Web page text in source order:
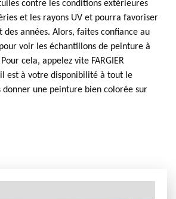
contre les conditions extérieures
et les rayons UV et pourra favoriser
années. Alors, faites confiance au
pour voir les échantillons de peinture à
cela, appelez vite FARGIER
est à votre disponibilité à tout le
une peinture bien colorée sur